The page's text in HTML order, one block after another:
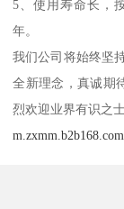
5、使用寿命长，
年。
我们公司将始终坚
全新理念，真诚期
烈欢迎业界有识之
m.zxmm.b2b168.com